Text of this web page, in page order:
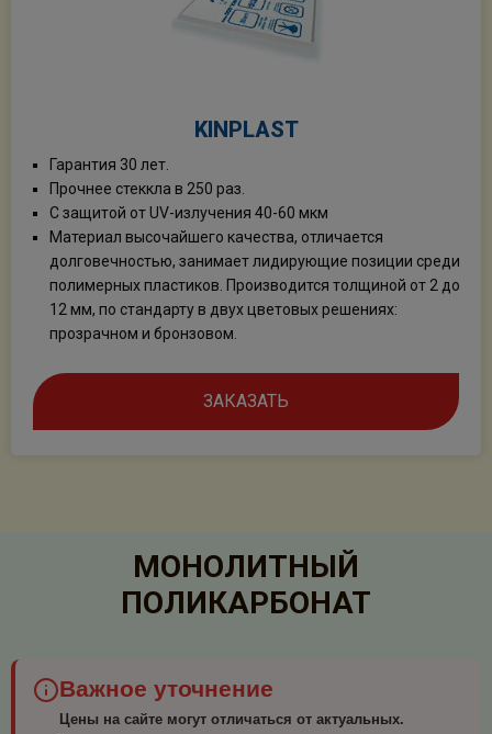
KINPLAST
Гарантия 30 лет.
Прочнее стеккла в 250 раз.
С защитой от UV-излучения 40-60 мкм
Материал высочайшего качества, отличается
долговечностью, занимает лидирующие позиции среди
полимерных пластиков. Производится толщиной от 2 до
12 мм, по стандарту в двух цветовых решениях:
прозрачном и бронзовом.
ЗАКАЗАТЬ
МОНОЛИТНЫЙ
ПОЛИКАРБОНАТ
Важное уточнение
Цены на сайте могут отличаться от актуальных.